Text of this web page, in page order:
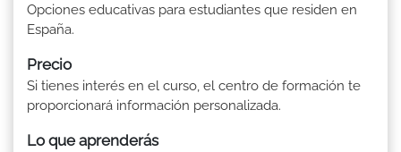
Opciones educativas para estudiantes que residen en
España.
Precio
Si tienes interés en el curso, el centro de formación te
proporcionará información personalizada.
Lo que aprenderás